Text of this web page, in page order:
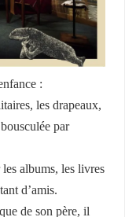
:
les drapeaux,
par
albums, les livres
d’amis.
de son père, il